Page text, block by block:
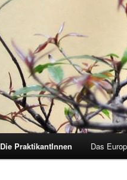
Die PraktikantInnen Das